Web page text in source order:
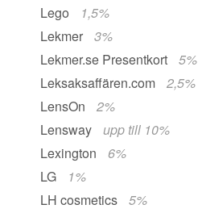
Lego
1,5%
Lekmer
3%
Lekmer.se Presentkort
5%
Leksaksaffären.com
2,5%
LensOn
2%
Lensway
upp till 10%
Lexington
6%
LG
1%
LH cosmetics
5%